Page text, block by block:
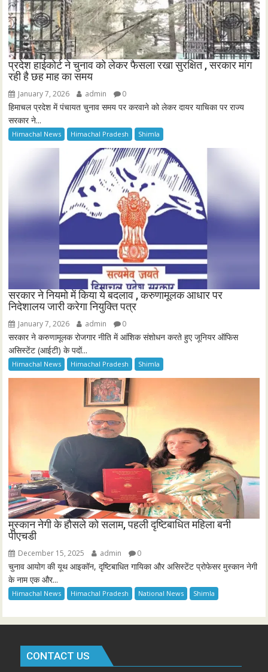
प्रदेश हाईकोर्ट ने चुनाव को लेकर फैसला रखा सुरक्षित , सरकार मांग
रही है छह माह का समय
January 7, 2026 admin 0
हिमाचल प्रदेश में पंचायत चुनाव समय पर करवाने को लेकर दायर याचिका पर राज्य
सरकार ने...
Himachal News Himachal Pradesh Shimla
सरकार ने नियमो में किया ये बदलाव , करुणामूलक आधार पर
निदेशालय जारी करेगा नियुक्ति पत्र
January 7, 2026 admin 0
सरकार ने करुणामूलक रोजगार नीति में आंशिक संशोधन करते हुए जूनियर ऑफिस
असिस्टेंट (आईटी) के पदों...
Himachal News Himachal Pradesh Shimla
मुस्कान नेगी के हौसले को सलाम, पहली दृष्टिबाधित महिला बनी
पीएचडी
December 15, 2025 admin 0
चुनाव आयोग की यूथ आइकॉन, दृष्टिबाधित गायिका और असिस्टेंट प्रोफेसर मुस्कान नेगी
के नाम एक और...
Himachal News Himachal Pradesh National News Shimla
CONTACT US